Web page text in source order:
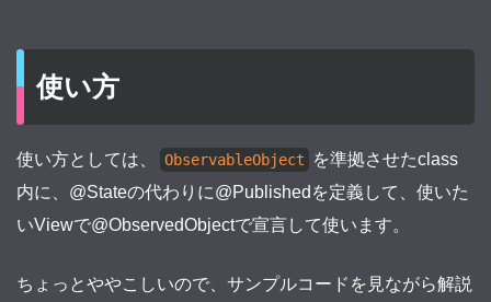
使い方
使い方としては、 ObservableObject
を準拠させたclass
内に、@Stateの代わりに@Publishedを定義して、使いた
いViewで@ObservedObjectで宣言して使います。
ちょっとややこしいので、サンプルコードを見ながら解説